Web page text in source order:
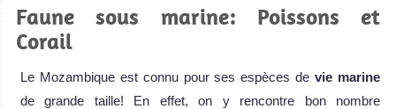
Faune sous marine: Poissons et
Corail
Le Mozambique est connu pour ses espèces devie marine
de grande taille! En effet, on y rencontre bon nombre